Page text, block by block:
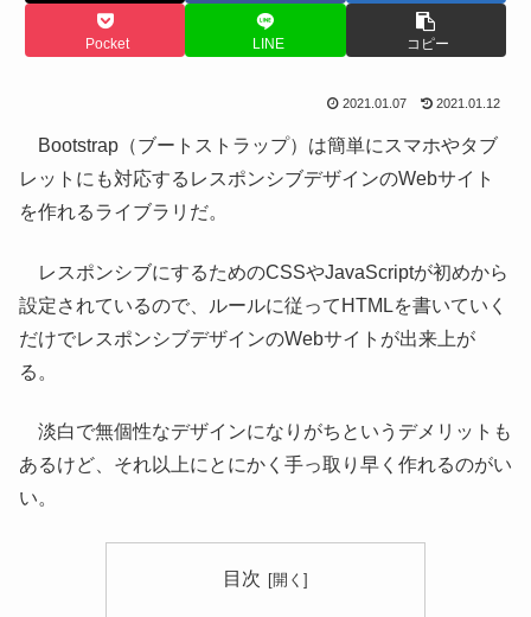
Pocket LINE コピー
2021.01.07 2021.01.12
Bootstrap（ブートストラップ）は簡単にスマホやタブ
レットにも対応するレスポンシブデザインのWebサイト
を作れるライブラリだ。
レスポンシブにするためのCSSやJavaScriptが初めから
設定されているので、ルールに従ってHTMLを書いていく
だけでレスポンシブデザインのWebサイトが出来上が
る。
淡白で無個性なデザインになりがちというデメリットも
あるけど、それ以上にとにかく手っ取り早く作れるのがい
い。
目次